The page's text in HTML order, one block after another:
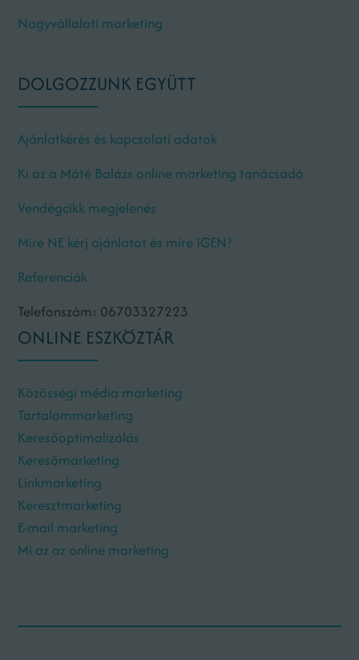
Nagyvállalati marketing
DOLGOZZUNK EGYÜTT
Ajánlatkérés és kapcsolati adatok
Ki az a Máté Balázs online marketing tanácsadó
Vendégcikk megjelenés
Mire NE kérj ajánlatot és mire IGEN?
Referenciák
Telefonszám: 06703327223
ONLINE ESZKÖZTÁR
Közösségi média marketing
Tartalommarketing
Keresőoptimalizálás
Keresőmarketing
Linkmarketing
Keresztmarketing
E-mail marketing
Mi az az online marketing